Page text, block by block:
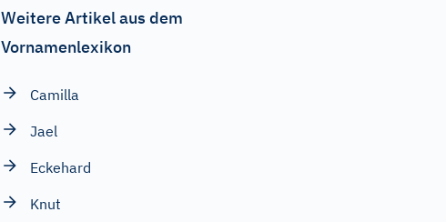
Weitere Artikel aus dem
Vornamenlexikon
Camilla
Jael
Eckehard
Knut